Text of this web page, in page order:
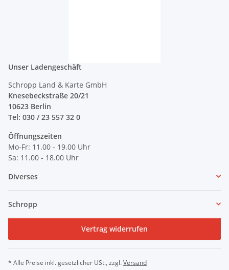
Unser Ladengeschäft
Schropp Land & Karte GmbH
Knesebeckstraße 20/21
10623 Berlin
Tel: 030 / 23 557 32 0
Öffnungszeiten
Mo-Fr: 11.00 - 19.00 Uhr
Sa: 11.00 - 18.00 Uhr
Diverses
Schropp
Vertrag widerrufen
* Alle Preise inkl. gesetzlicher USt., zzgl.Versand